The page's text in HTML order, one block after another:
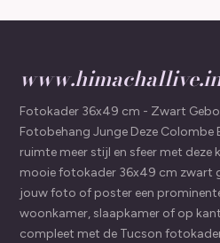
Fotokader 36x49 cm - Zwart
Fotobehang Junge Deze Colombe
ruimte meer stijl en sfeer met
mooie fotokader 36x49 cm zwart
jouw foto of poster een
woonkamer, slaapkamer of op
compleet met de Tucson